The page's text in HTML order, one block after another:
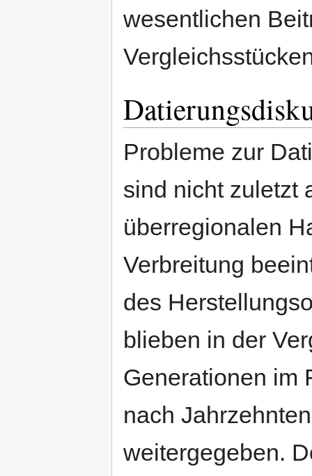
wesentlichen
Probleme zur
sind nicht zuletzt
überregionalen
Verbreitung
des
blieben in der
Generationen im
nach
weitergegeben.